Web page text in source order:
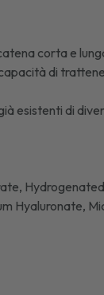
corta e
di
esistenti di
Hyaluronate,